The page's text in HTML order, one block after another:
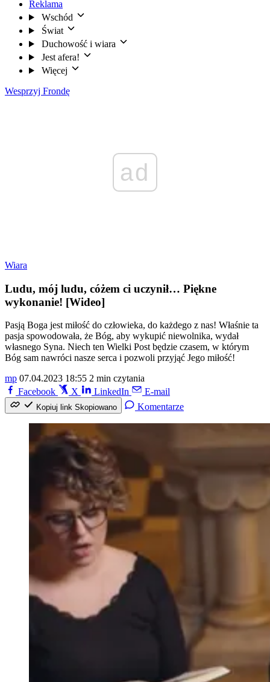
Reklama
Wschód
Świat
Duchowość i wiara
Jest afera!
Więcej
Wesprzyj Frondę
ad
Wiara
Ludu, mój ludu, cóżem ci uczynił… Piękne
wykonanie! [Wideo]
Pasją Boga jest miłość do człowieka, do każdego z nas! Właśnie ta
pasja spowodowała, że Bóg, aby wykupić niewolnika, wydał
własnego Syna. Niech ten Wielki Post będzie czasem, w którym
Bóg sam nawróci nasze serca i pozwoli przyjąć Jego miłość!
mp 07.04.2023 18:55 2 min czytania
Facebook
X LinkedIn E-mail
Kopiuj link Skopiowano Komentarze